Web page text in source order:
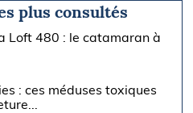
plus consultés
Loft 480 : le catamaran à
: ces méduses toxiques